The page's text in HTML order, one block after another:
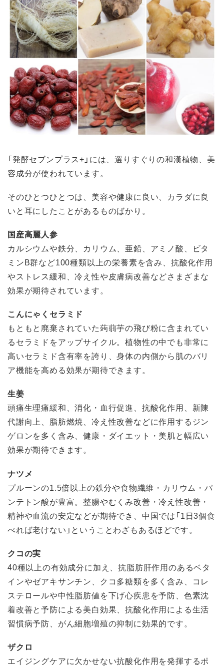
「発酵セブンプラス+」には、選りすぐりの和漢植物、美
容成分が使われています。
そのひとつひとつは、美容や健康に良い、カラダに良
いと耳にしたことがあるものばかり。
国産高麗人参
カルシウムや鉄分、カリウム、亜鉛、アミノ酸、ビタ
ミンB群など100種類以上の栄養素を含み、抗酸化作用
やストレス緩和、冷え性や皮膚病改善などさまざまな
効果が期待されています。
こんにゃくセラミド
もともと廃棄されていた蒟蒻芋の飛び粉に含まれてい
るセラミドをアップサイクル。植物性の中でも非常に
高いセラミド含有率を誇り、身体の内側から肌のバリ
ア機能を高める効果が期待できます。
生姜
頭痛生理痛緩和、消化・血行促進、抗酸化作用、新陳
代謝向上、脂肪燃焼、冷え性改善などに作用するジン
ゲロンを多く含み、健康・ダイエット・美肌と幅広い
効果が期待できます。
ナツメ
プルーンの1.5倍以上の鉄分や食物繊維・カリウム・パ
ンテトン酸が豊富。整腸やむくみ改善・冷え性改善・
精神や血流の安定などが期待でき、中国では「1日3個食
べれば老けない」ということわざもあるほどです。
クコの実
40種以上の有効成分に加え、抗脂肪肝作用のあるベタ
インやゼアキサンチン、クコ多糖類を多く含み、コレ
ステロールや中性脂肪値を下げ心疾患を予防、色素沈
着改善と予防による美白効果、抗酸化作用による生活
習慣病予防、がん細胞増殖の抑制に効果的です。
ザクロ
エイジングケアに欠かせない抗酸化作用を発揮するポ